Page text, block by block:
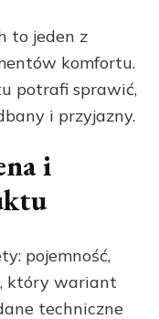
to jeden z
komfortu.
potrafi sprawić,
i przyjazny.
i
pojemność,
który wariant
techniczne